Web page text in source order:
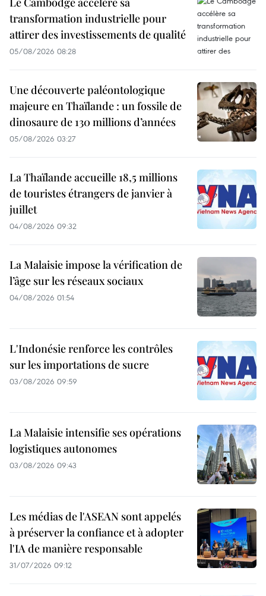
transformation industrielle pour
attirer des investissements de qualité
05/08/2026 08:28
Une découverte paléontologique
majeure en Thaïlande : un fossile de
dinosaure de 130 millions d’années
05/08/2026 03:27
La Thaïlande accueille 18,5 millions
de touristes étrangers de janvier à
juillet
04/08/2026 09:32
La Malaisie impose la vérification de
l’âge sur les réseaux sociaux
04/08/2026 01:54
L'Indonésie renforce les contrôles
sur les importations de sucre
03/08/2026 09:59
La Malaisie intensifie ses opérations
logistiques autonomes
03/08/2026 09:43
Les médias de l'ASEAN sont appelés
à préserver la confiance et à adopter
l'IA de manière responsable
31/07/2026 09:12